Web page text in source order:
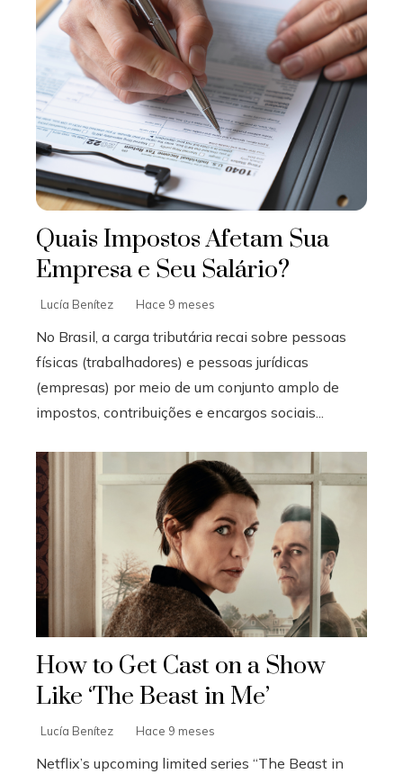
Quais Impostos Afetam Sua
Empresa e Seu Salário?
Lucía Benítez Hace 9 meses
No Brasil, a carga tributária recai sobre pessoas
físicas (trabalhadores) e pessoas jurídicas
(empresas) por meio de um conjunto amplo de
impostos, contribuições e encargos sociais...
How to Get Cast on a Show
Like ‘The Beast in Me’
Lucía Benítez Hace 9 meses
Netflix’s upcoming limited series “The Beast in